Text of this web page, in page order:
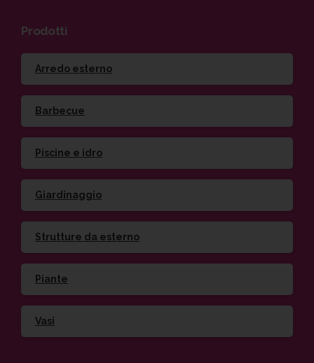
Prodotti
Arredo esterno
Barbecue
Piscine e idro
Giardinaggio
Strutture da esterno
Piante
Vasi